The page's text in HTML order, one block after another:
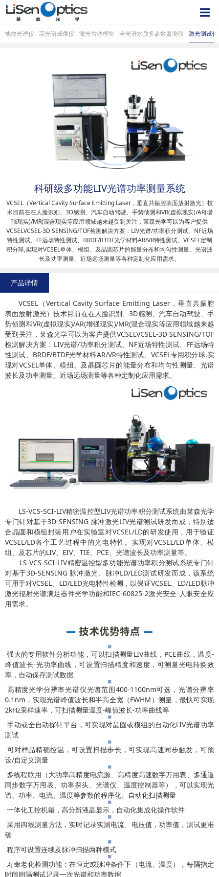
地物光谱仪 高光谱成像仪 激光雷达模块 全光谱水质多参数监测仪 激光测试仪
科研级多功能LIV光谱功率测量系统
VCSEL（Vertical Cavity Surface Emitting Laser，垂直共振腔表面放射激光）技
术目前在在人脸识别、3D感测、汽车自动驾驶、手势侦测和VR(虚拟现实)/AR(增
强现实)/MR(混合现实等应用领域越来越受到关注，莱森光学可以为客户提供
VCSELVCSEL-3D SENSING/TOF检测解决方案：LIV光谱/功率积分测试、NF近场
特性测试、FF远场特性测试、BRDF/BTDF光学材料AR/VR特性测试、VCSEL定制
积分球,实现对VCSEL单体、模组、及晶圆芯片的能量分布和均匀性测量、光谱波
长及功率测量、近场远场测量等各种定制化应用需求。
产品详情
VCSEL（Vertical Cavity Surface Emitting Laser，垂直共振腔
表面放射激光）技术目前在在人脸识别、3D感测、汽车自动驾驶、手
势侦测和VR(虚拟现实)/AR(增强现实)/MR(混合现实等应用领域越来越
受到关注，莱森光学可以为客户提供VCSELVCSEL-3D SENSING/TOF
检测解决方案：LIV光谱/功率积分测试、NF近场特性测试、FF远场特
性测试、BRDF/BTDF光学材料AR/VR特性测试、VCSEL专用积分球,实
现对VCSEL单体、模组、及晶圆芯片的能量分布和均匀性测量、光谱
波长及功率测量、近场远场测量等各种定制化应用需求。
LS-VCS-SCI-LIV精密温控型LIV光谱功率积分测试系统由莱森光学
专门针对基于3D-SENSING 脉冲激光LIV光谱测试研发而成，特别适
合晶圆和模组封装用户在实验室对VCSEL/LD的研发使用，用于验证
VCSEL/LD各个工艺过程中的光电特性。实现对VCSEL/LD单体、模
组、及芯片的LIV、EIV、TIE、PCE、光谱波长及功率测量等。
LS-VCS-SCI-LIV精密温控型多功能光谱功率积分测试系统专门针
对基于3D-SENSING 脉冲激光、脉冲LD/LED测试研发而成，该系统
可用于对VCSEL、LD/LED光电特性检测，以保证VCSEL、LD/LED脉冲
激光辐射光谱满足器件光学功能和IEC-60825-2激光安全-人眼安全应
用需求。
强大的专用软件分析功能，可以扫描测量LIV曲线，PCE曲线，温度-
峰值波长-光功率曲线，可设置扫描精度和速度，可测量光电转换效
率，自动保存测试数据
高精度光学分辨率光谱仪光谱范围400-1100nm可选，光谱分辨率
0.1nm，实现光谱峰值波长和半高全宽（FWHM）测量，最快可实现
2kHz采样速率，可扫描测量温度-峰值波长-功率曲线等
手动或全自动探针平台，可实现对晶圆或模组的自动化LIV光谱功率
测试
可对样品精确控温，可设置扫描步长，可实现高速同步触发，可预
设/自定义测量
多线程联用（大功率高精度电流源、高精度高速数字万用表、多通道
同步数字万用表、功率探头、光谱仪、温度控制器等），可以实现光
谱、功率、电流、温度等参数的程序化、自动化扫描测量
一体化工控机箱，高分辨液晶显示，自动化集成化操作软件
采用四线测量方法，实时记录实测电流、电压值，功率值，测试更准
确
程序可设置连续及脉冲扫描两种模式
寿命老化检测功能：在恒定或脉冲条件下（电流、温度），每隔指定
时间间隔测试记录一次光谱和功率数据